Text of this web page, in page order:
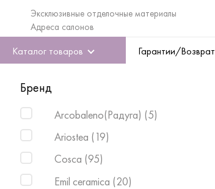
Эксклюзивные отделочные материалы
Адреса салонов
Каталог товаров Гарантии/Возврат
Бренд
Arcobaleno(Радуга) (5)
Ariostea ( 19)
Cosca (95)
Emil ceramica (20)